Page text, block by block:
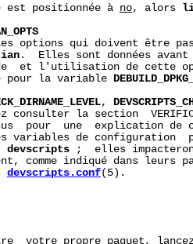
est positionnée à
no, alors
options qui doivent être
.  Elles sont données
et l'utilisation de cette
pour la variable
,
consulter la section
pour  une  explication de
variables de configuration
devscripts ;  elles
comme indiqué dans leurs
devscripts.conf(5).
votre propre paquet,